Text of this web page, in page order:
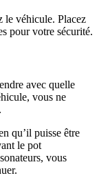
le véhicule. Placez
pour votre sécurité.
avec quelle
vous ne
qu’il puisse être
le pot
vous